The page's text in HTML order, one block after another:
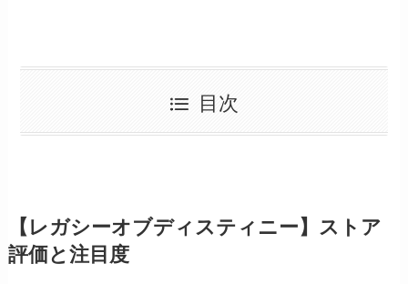
目次
【レガシーオブディスティニー】ストア
評価と注目度